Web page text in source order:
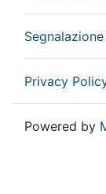
Privacy
Powered by